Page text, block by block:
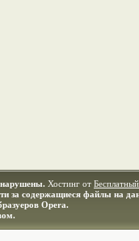
нарушены. Хостинг от
за содержащиеся файлы на
Opera.